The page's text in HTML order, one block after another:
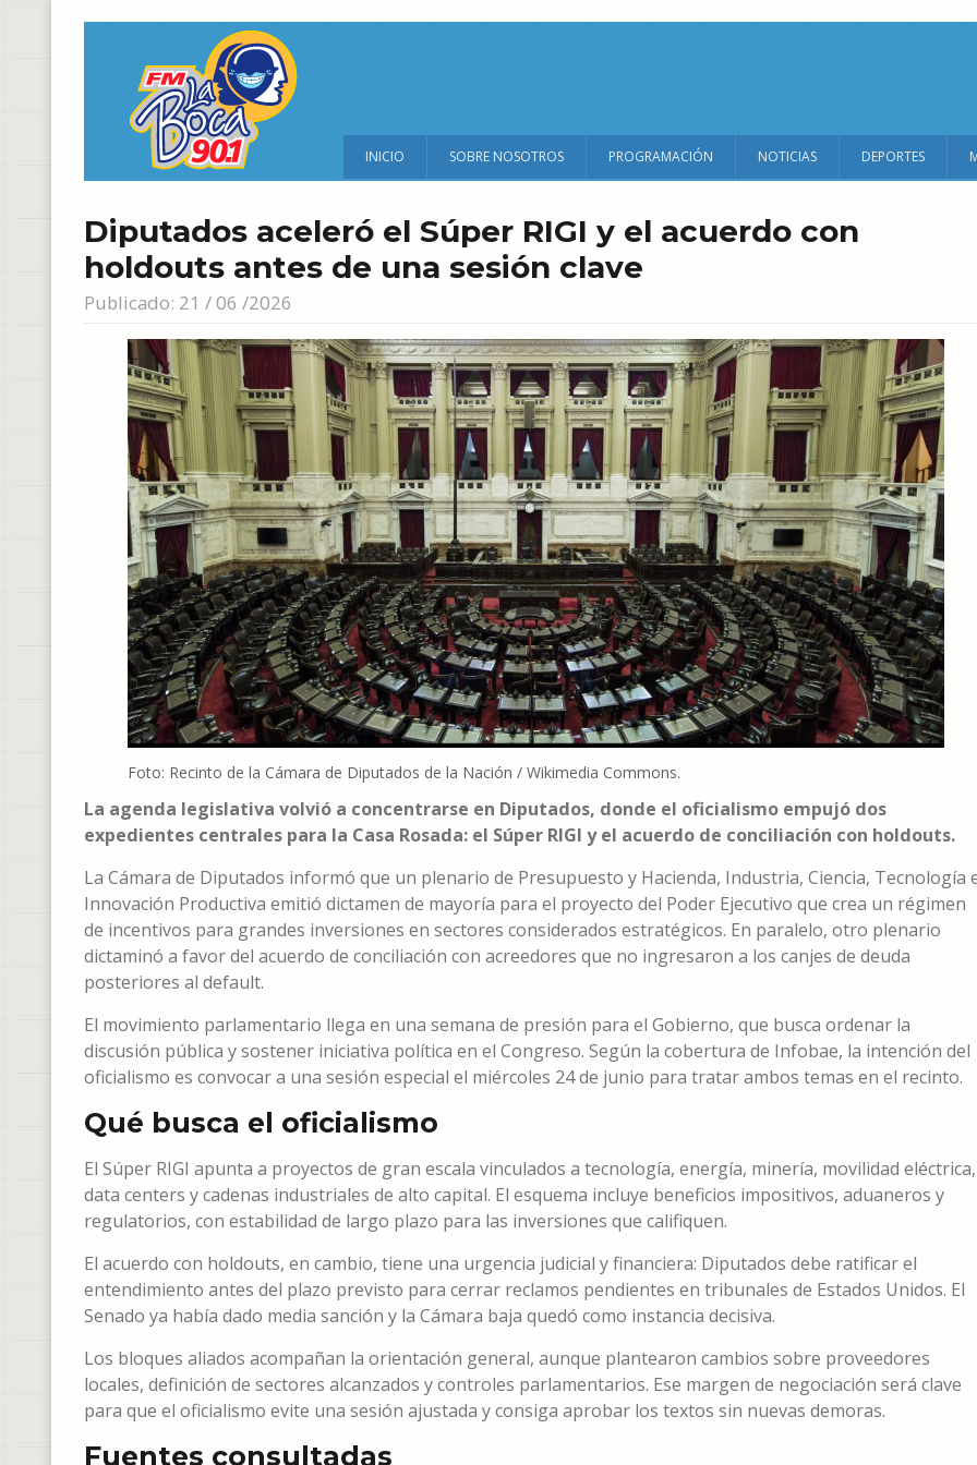
INICIO SOBRE NOSOTROS PROGRAMACIÓN NOTICIAS DEPORTES
Diputados aceleró el Súper RIGI y el acuerdo con
holdouts antes de una sesión clave
Publicado: 21 / 06 /2026
Foto: Recinto de la Cámara de Diputados de la Nación / Wikimedia Commons.
La agenda legislativa volvió a concentrarse en Diputados, donde el oficialismo empujó dos
expedientes centrales para la Casa Rosada: el Súper RIGI y el acuerdo de conciliación con holdouts.
La Cámara de Diputados informó que un plenario de Presupuesto y Hacienda, Industria, Ciencia, Tecnología
Innovación Productiva emitió dictamen de mayoría para el proyecto del Poder Ejecutivo que crea un régimen
de incentivos para grandes inversiones en sectores considerados estratégicos. En paralelo, otro plenario
dictaminó a favor del acuerdo de conciliación con acreedores que no ingresaron a los canjes de deuda
posteriores al default.
El movimiento parlamentario llega en una semana de presión para el Gobierno, que busca ordenar la
discusión pública y sostener iniciativa política en el Congreso. Según la cobertura de Infobae, la intención del
oficialismo es convocar a una sesión especial el miércoles 24 de junio para tratar ambos temas en el recinto.
Qué busca el oficialismo
El Súper RIGI apunta a proyectos de gran escala vinculados a tecnología, energía, minería, movilidad eléctrica,
data centers y cadenas industriales de alto capital. El esquema incluye beneficios impositivos, aduaneros y
regulatorios, con estabilidad de largo plazo para las inversiones que califiquen.
El acuerdo con holdouts, en cambio, tiene una urgencia judicial y financiera: Diputados debe ratificar el
entendimiento antes del plazo previsto para cerrar reclamos pendientes en tribunales de Estados Unidos. El
Senado ya había dado media sanción y la Cámara baja quedó como instancia decisiva.
Los bloques aliados acompañan la orientación general, aunque plantearon cambios sobre proveedores
locales, definición de sectores alcanzados y controles parlamentarios. Ese margen de negociación será clave
para que el oficialismo evite una sesión ajustada y consiga aprobar los textos sin nuevas demoras.
Fuentes consultadas